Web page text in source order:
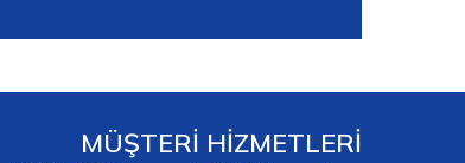
MÜŞTERİ HİZMETLERİ